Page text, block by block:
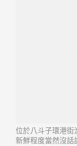
位於八斗子環港街
新鮮程度當然沒話